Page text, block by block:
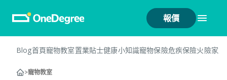
報價
Blog首頁寵物教室置業貼士健康小知識寵物保險危疾保險火險家
>寵物教室